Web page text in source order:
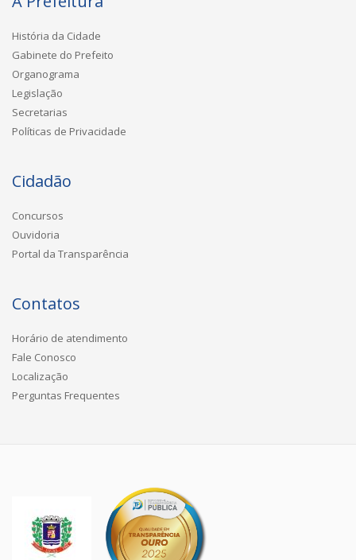
História da Cidade
Gabinete do Prefeito
Organograma
Legislação
Secretarias
Políticas de Privacidade
Cidadão
Concursos
Ouvidoria
Portal da Transparência
Contatos
Horário de atendimento
Fale Conosco
Localização
Perguntas Frequentes